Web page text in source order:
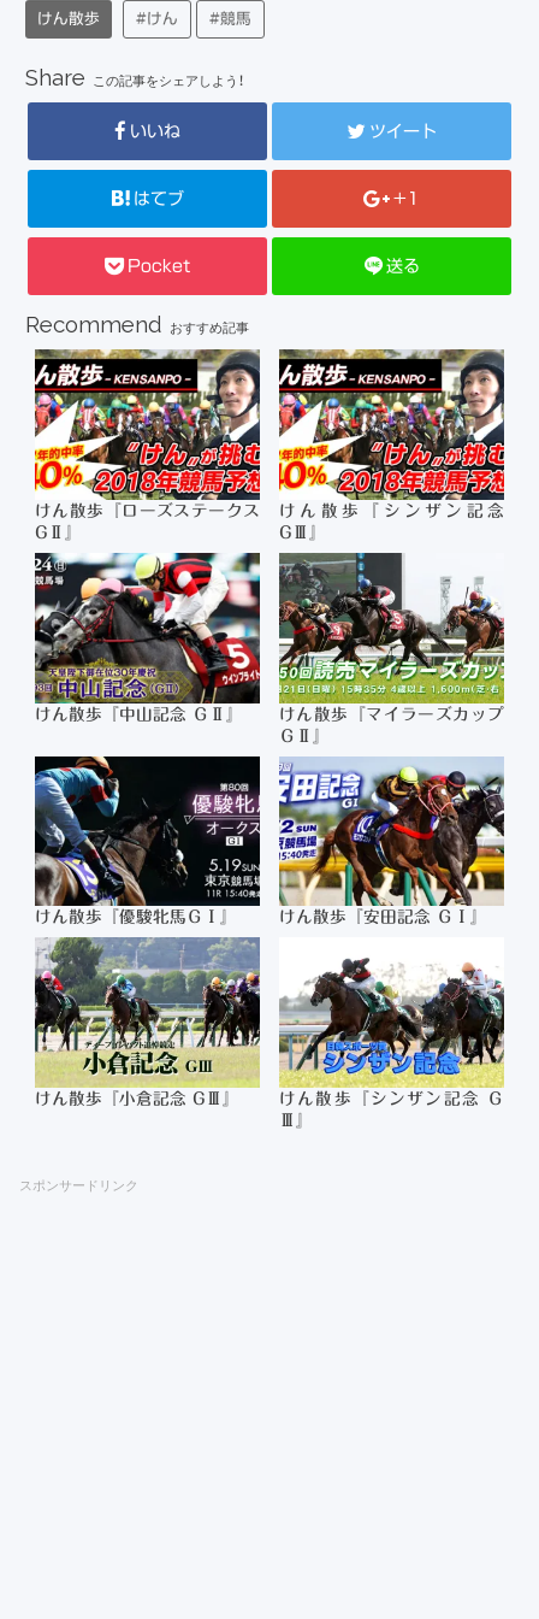
けん散歩 #けん #競馬
Share この記事をシェアしよう！
いいね ツイート
はてブ +1
Pocket 送る
Recommend おすすめ記事
けん散歩『ローズステークス
GⅡ』
けん散歩『シンザン記念
GⅢ』
けん散歩『中山記念 ＧⅡ』
けん散歩『マイラーズカップ
ＧⅡ』
けん散歩『優駿牝馬ＧⅠ』 けん散歩『安田記念 ＧⅠ』
けん散歩『小倉記念 GⅢ』
けん散歩『シンザン記念 Ｇ
スポンサードリンク